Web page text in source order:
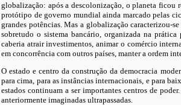
globalização: após a descolonização, o planeta ficou
protótipo de governo mundial ainda marcado pelas
grandes potências. Mas a globaliza­ção
sobretudo o sistema bancário, organizada na
caberia atrair investimentos, animar o comércio
em concorrência com outros países, manter a ordem
O estado e centro da construção da democracia
para cima, para as instâncias internacionais, e para
estados continuam a ser importantes centros de
anteriormente imaginadas ultrapassadas.